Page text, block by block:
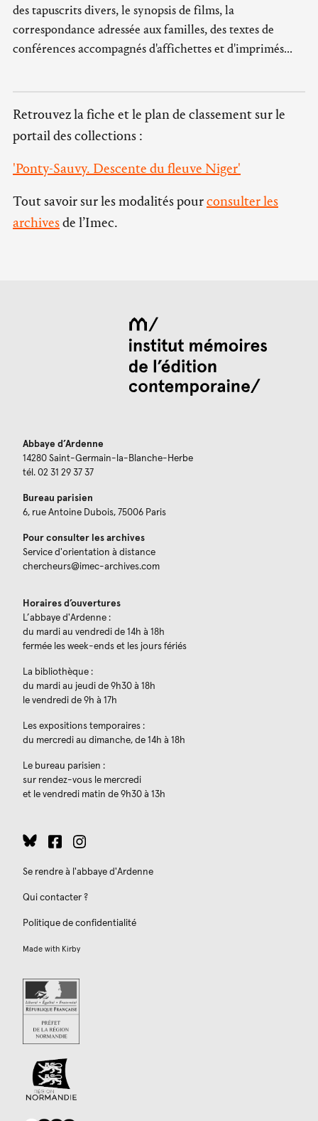
des tapuscrits divers, le synopsis de films, la
correspondance adressée aux familles, des textes de
conférences accompagnés d'affichettes et d'imprimés...
Retrouvez la fiche et le plan de classement sur le
portail des collections :
'Ponty-Sauvy. Descente du fleuve Niger'
Tout savoir sur les modalités pourconsulter les
archivesde l’Imec.
Abbaye d’Ardenne
14280 Saint-Germain-la-Blanche-Herbe
tél. 02 31 29 37 37
Bureau parisien
6, rue Antoine Dubois, 75006 Paris
Pour consulter les archives
Service d'orientation à distance
chercheurs@imec-archives.com
Horaires d’ouvertures
L’abbaye d'Ardenne :
du mardi au vendredi de 14h à 18h
fermée les week-ends et les jours fériés
La bibliothèque :
du mardi au jeudi de 9h30 à 18h
le vendredi de 9h à 17h
Les expositions temporaires :
du mercredi au dimanche, de 14h à 18h
Le bureau parisien :
sur rendez-vous le mercredi
et le vendredi matin de 9h30 à 13h
Se rendre à l'abbaye d'Ardenne
Qui contacter ?
Politique de confidentialité
Made with Kirby